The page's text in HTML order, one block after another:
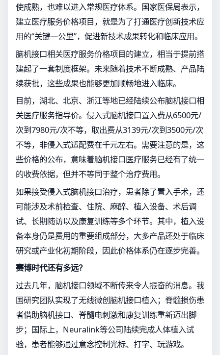
使成熟，也难以进入常规医疗体系。国家医保局表示，
建立医疗服务价格项目，就是为了打通医疗创新技术应
用的“关键一公里”，促进新技术成果转化和临床应用。
脑机接口相关医疗服务价格项目的建立，相当于提前搭
建起了一套制度框架。未来随着技术不断成熟、产品陆
续获批，这些成果也能够更加顺畅地进入临床。
目前，湖北、北京、浙江等地已经陆续公布脑机接口相
关医疗服务指导价。侵入式脑机接口置入费从6500元/
次到7980元/次不等，取出费从3139元/次到3500元/次
不等，非侵入式适配费在千元左右。需要注意的是，这
些价格的公布，意味着脑机接口医疗服务已经有了统一
的收费依据，但并不等同于整个治疗费用。
如果接受侵入式脑机接口治疗，患者除了置入手术，还
可能涉及术前检查、住院、麻醉、植入设备、术后调
试、长期随访以及康复训练等多个环节。其中，植入设
备本身仍是费用的重要组成部分，大多产品还处于临床
研究或产业化初期阶段，因此价格体系仍在逐步完善。
赛博时代还有多远？
过去几年，脑机接口领域不断传来令人振奋的消息。我
国研究团队实现了无线微创脑机接口植入；脊髓损伤患
者借助脑机接口、脊髓电刺激和康复训练重新迈出脚
步；国际上，Neuralink等公司陆续完成人体植入试
验，患者能够通过意念控制光标、打字、玩游戏。